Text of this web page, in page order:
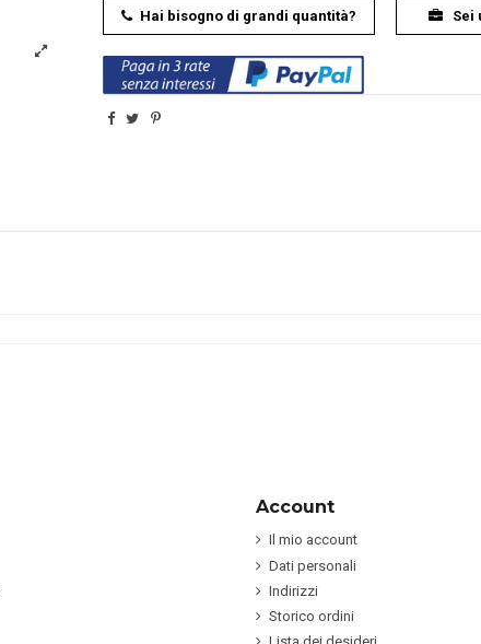
Hai bisogno di grandi quantità? Sei
Account
Il mio account
Dati personali
Indirizzi
Storico ordini